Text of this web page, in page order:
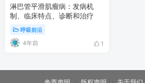
淋巴管平滑肌瘤病：发病机
制、临床特点、诊断和治疗
呼吸前沿
4年前 1